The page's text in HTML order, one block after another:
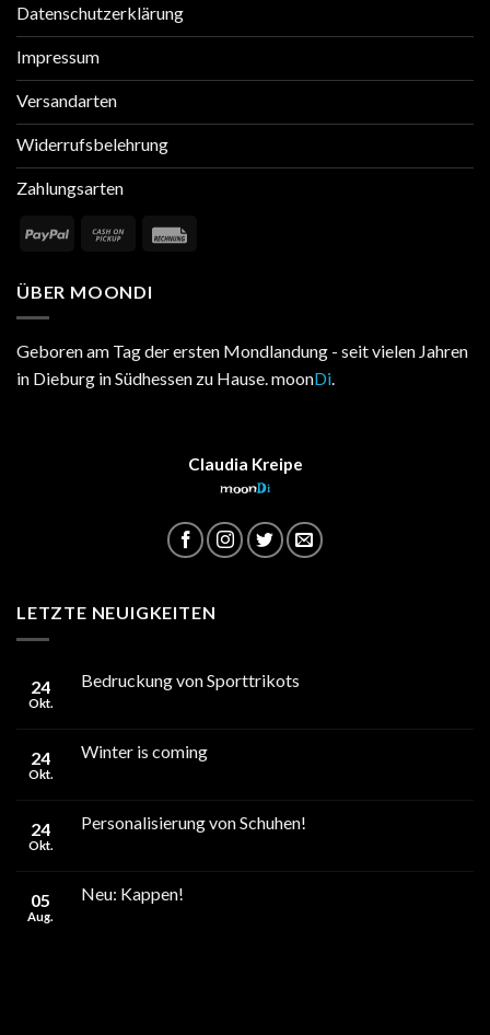
Datenschutzerklärung
Impressum
Versandarten
Widerrufsbelehrung
Zahlungsarten
ÜBER MOONDI
Geboren am Tag der ersten Mondlandung - seit vielen Jahren
in Dieburg in Südhessen zu Hause. moonDi.
Claudia Kreipe
moonDi
LETZTE NEUIGKEITEN
24
Okt.
Bedruckung von Sporttrikots
24
Okt.
Winter is coming
24
Okt.
Personalisierung von Schuhen!
05
Aug.
Neu: Kappen!